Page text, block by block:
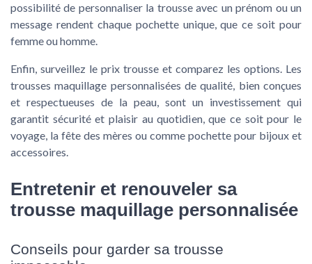
possibilité de personnaliser la trousse avec un prénom ou un
message rendent chaque pochette unique, que ce soit pour
femme ou homme.
Enfin, surveillez le prix trousse et comparez les options. Les
trousses maquillage personnalisées de qualité, bien conçues
et respectueuses de la peau, sont un investissement qui
garantit sécurité et plaisir au quotidien, que ce soit pour le
voyage, la fête des mères ou comme pochette pour bijoux et
accessoires.
Entretenir et renouveler sa
trousse maquillage personnalisée
Conseils pour garder sa trousse